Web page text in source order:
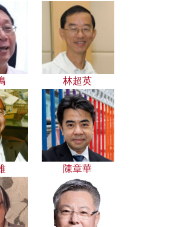
林超英
陳章華